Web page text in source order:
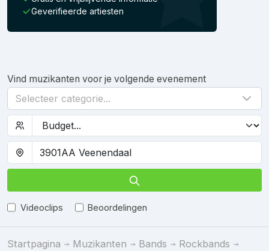
Geverifieerde artiesten
Vind muzikanten voor je volgende evenement
Selecteer categorie...
Videoclips Beoordelingen
Startpagina Muzikanten Bands
Rockbands